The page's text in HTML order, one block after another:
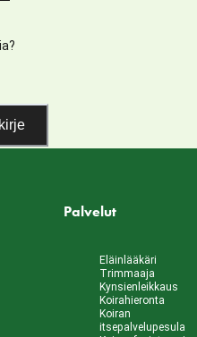
Palvelut
Eläinlääkäri
Trimmaaja
Kynsienleikkaus
Koirahieronta
Koiran
itsepalvelupesula